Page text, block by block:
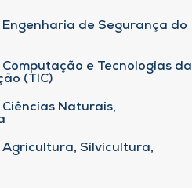
de Segurança do
e Tecnologias da
(TIC)
Naturais,
Agricultura, Silvicultura,